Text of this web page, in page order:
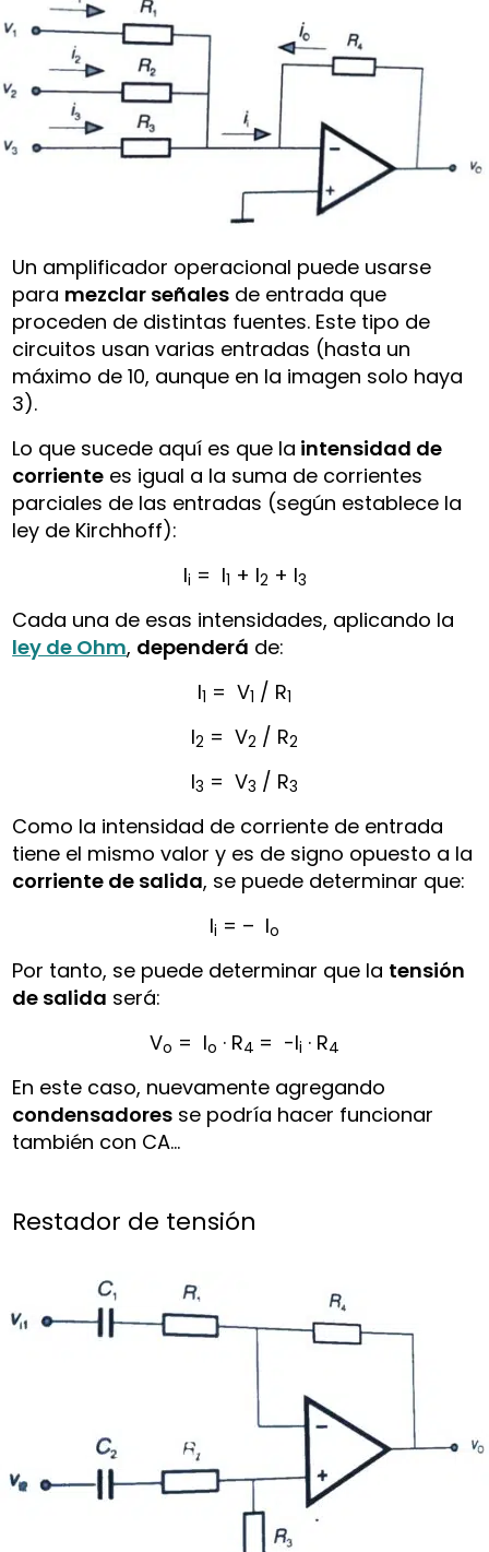
Un amplificador operacional puede usarse
para mezclar señales de entrada que
proceden de distintas fuentes. Este tipo de
circuitos usan varias entradas (hasta un
máximo de 10, aunque en la imagen solo haya
3).
Lo que sucede aquí es que la intensidad de
corriente es igual a la suma de corrientes
parciales de las entradas (según establece la
ley de Kirchhoff):
Ii = I1 + I2 + I3
Cada una de esas intensidades, aplicando la
ley de Ohm, dependerá de:
I1 = V1 / R1
I2 = V2 / R2
I3 = V3 / R3
Como la intensidad de corriente de entrada
tiene el mismo valor y es de signo opuesto a la
corriente de salida, se puede determinar que:
Ii = – Io
Por tanto, se puede determinar que la tensión
de salida será:
Vo = Io · R4 = -Ii · R4
En este caso, nuevamente agregando
condensadores se podría hacer funcionar
también con CA…
Restador de tensión